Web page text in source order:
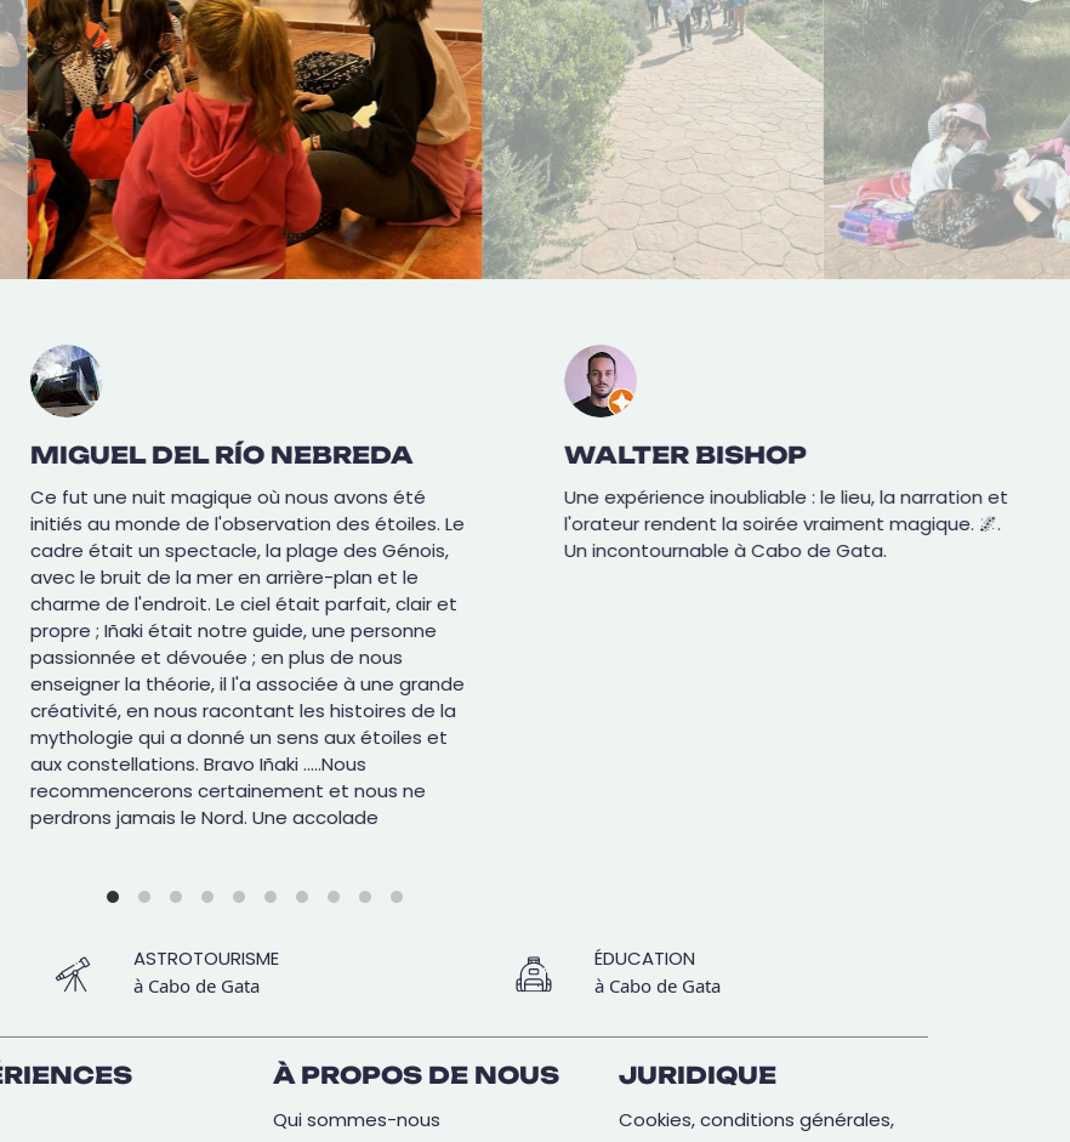
MIGUEL DEL RÍO NEBREDA
Ce fut une nuit magique où nous avons été
initiés au monde de l'observation des étoiles. Le
cadre était un spectacle, la plage des Génois,
avec le bruit de la mer en arrière-plan et le
charme de l'endroit. Le ciel était parfait, clair et
propre ; Iñaki était notre guide, une personne
passionnée et dévouée ; en plus de nous
enseigner la théorie, il l'a associée à une grande
créativité, en nous racontant les histoires de la
mythologie qui a donné un sens aux étoiles et
aux constellations. Bravo Iñaki .....Nous
recommencerons certainement et nous ne
perdrons jamais le Nord. Une accolade
WALTER BISHOP
Une expérience inoubliable : le lieu, la narration et
l'orateur rendent la soirée vraiment magique. 🌌.
Un incontournable à Cabo de Gata.
ASTROTOURISME
à Cabo de Gata
ÉDUCATION
à Cabo de Gata
À PROPOS DE NOUS
Qui sommes-nous
JURIDIQUE
Cookies, conditions générales,